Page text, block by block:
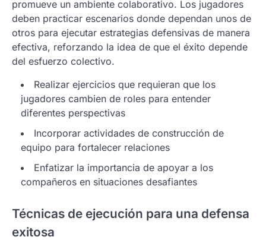
promueve un ambiente colaborativo. Los jugadores
deben practicar escenarios donde dependan unos de
otros para ejecutar estrategias defensivas de manera
efectiva, reforzando la idea de que el éxito depende
del esfuerzo colectivo.
Realizar ejercicios que requieran que los
jugadores cambien de roles para entender
diferentes perspectivas
Incorporar actividades de construcción de
equipo para fortalecer relaciones
Enfatizar la importancia de apoyar a los
compañeros en situaciones desafiantes
Técnicas de ejecución para una defensa
exitosa